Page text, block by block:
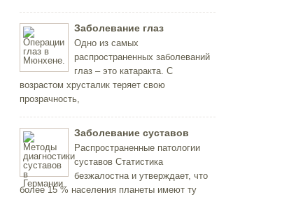
Заболевание глаз
Одно из самых
распространенных заболеваний
глаз – это катаракта. С
возрастом хрусталик теряет свою
прозрачность,
Заболевание суставов
Распространенные патологии
суставов Статистика
безжалостна и утверждает, что
более 15 % населения планеты имеют ту